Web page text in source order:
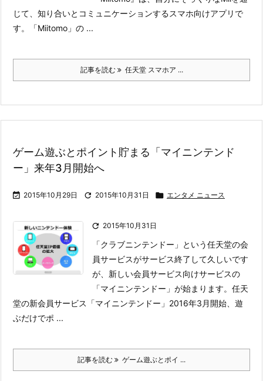
じて、知り合いとコミュニケーションするスマホ向けアプリで
す。
「Miitomo」の ...
記事を読む 任天堂 スマホア ...
ゲーム遊ぶとポイント貯まる「マイニンテンド
ー」来年3月開始へ
 2015年10月29日  2015年10月31日  エンタメ ニュース
 2015年10月31日
「クラブニンテンドー」という任天堂の会
員サービスがサービス終了して久しいです
が、新しい会員サービス向けサービスの
「マイニンテンドー」が始まります。任天
堂の新会員サービス「マイニンテンドー」2016年3月開始、遊
ぶだけでポ ...
記事を読む ゲーム遊ぶとポイ ...